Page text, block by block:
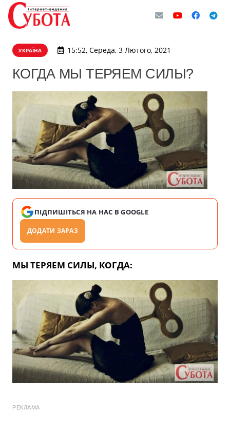
УКРАЇНА 15:52, Середа, 3 Лютого, 2021
КОГДА МЫ ТЕРЯЕМ СИЛЫ?
ПІДПИШІТЬСЯ НА НАС В GOOGLE
ДОДАТИ ЗАРАЗ
МЫ ТЕРЯЕМ СИЛЫ, КОГДА:
РЕКЛАМА